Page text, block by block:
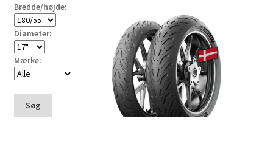
Bredde/højde:
Diameter:
Mærke:
Søg